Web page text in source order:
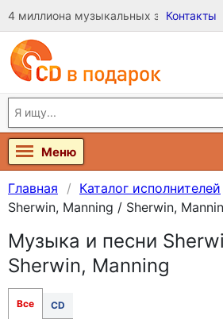
4 миллиона музыкальных записей на
Контакты
Меню
Главная Каталог исполнителей
Sherwin, Manning / Sherwin,
Музыка и песни
Sherwin, Manning
Все CD